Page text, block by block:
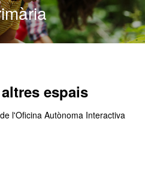
espais
l'Oficina Autònoma Interactiva